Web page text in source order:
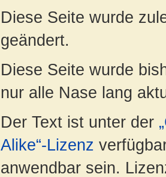
Diese Seite wurde
geändert.
Diese Seite wurde
nur alle Nase lang
Der Text ist unter der
Alike“-Lizenz
anwendbar sein.